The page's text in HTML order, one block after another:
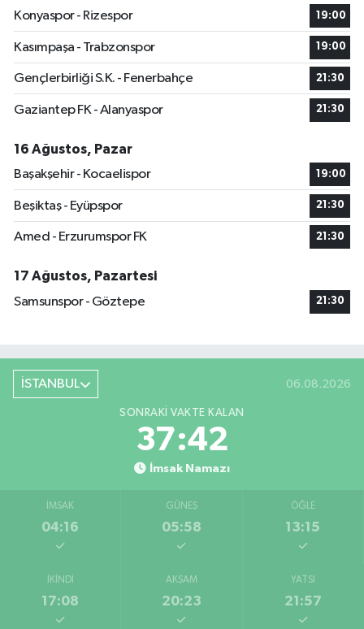
Konyaspor - Rizespor 19:00
Kasımpaşa - Trabzonspor 19:00
Gençlerbirliği S.K. - Fenerbahçe 21:30
Gaziantep FK - Alanyaspor 21:30
16 Ağustos, Pazar
Başakşehir - Kocaelispor
19:00
Beşiktaş - Eyüpspor 21:30
Amed - Erzurumspor FK 21:30
17 Ağustos, Pazartesi
Samsunspor - Göztepe
21:30
İSTANBUL 06.08.2026
SONRAKI VAKTE KALAN
37:42
İmsak Namazı
İMSAK
04:16
GÜNEŞ
05:58
ÖĞLE
13:15
İKINDI
17:08
AKŞAM
20:23
YATSI
21:57